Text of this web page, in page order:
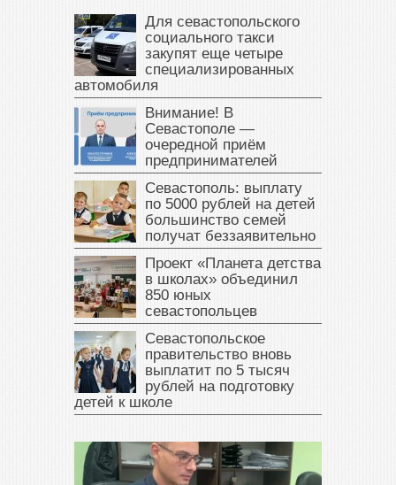
Для севастопольского
социального такси
закупят еще четыре
специализированных
автомобиля
Внимание! В
Севастополе —
очередной приём
предпринимателей
Севастополь: выплату
по 5000 рублей на детей
большинство семей
получат беззаявительно
Проект «Планета детства
в школах» объединил
850 юных
севастопольцев
Севастопольское
правительство вновь
выплатит по 5 тысяч
рублей на подготовку
детей к школе